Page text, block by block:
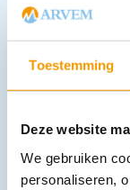
Toestemming
Deze website
We gebruiken
personaliseren,
€ 88,69 incl.